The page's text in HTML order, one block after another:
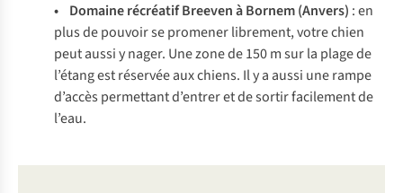
• Domaine récréatif Breeven à Bornem (Anvers) : en
plus de pouvoir se promener librement, votre chien
peut aussi y nager. Une zone de 150 m sur la plage de
l’étang est réservée aux chiens. Il y a aussi une rampe
d’accès permettant d’entrer et de sortir facilement de
l’eau.